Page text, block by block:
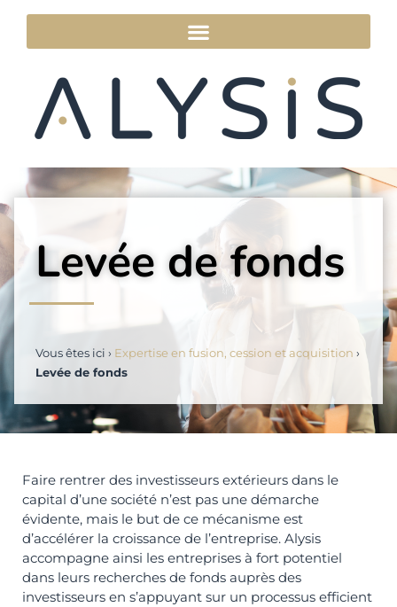
Levée de fonds
Vous êtes ici › Expertise en fusion, cession et acquisition ›
Levée de fonds
Faire rentrer des investisseurs extérieurs dans le
capital d’une société n’est pas une démarche
évidente, mais le but de ce mécanisme est
d’accélérer la croissance de l’entreprise. Alysis
accompagne ainsi les entreprises à fort potentiel
dans leurs recherches de fonds auprès des
investisseurs en s’appuyant sur un processus efficient